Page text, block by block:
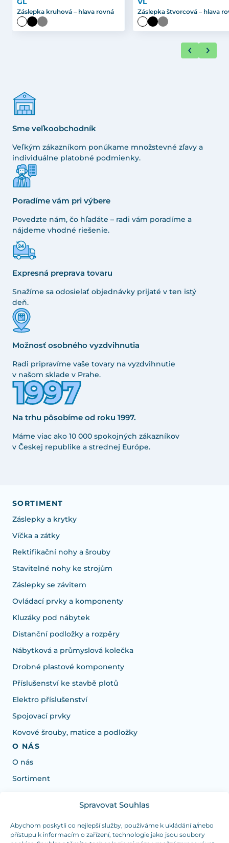
Spravovat Souhlas
Abychom poskytli co nejlepší služby, používáme k ukládání a/nebo
přístupu k informacím o zařízení, technologie jako jsou soubory
Záslepka kruhová – hlava rovná Záslepka štvorcová – hlava
Sme veľkoobchodník
Veľkým zákazníkom ponúkame množstevné zľavy a
individuálne platobné podmienky.
Poradíme vám pri výbere
Povedzte nám, čo hľadáte – radi vám poradíme a
nájdeme vhodné riešenie.
Expresná preprava tovaru
Snažíme sa odosielať objednávky prijaté v ten istý
deň.
Možnosť osobného vyzdvihnutia
Radi pripravíme vaše tovary na vyzdvihnutie
v našom sklade v Prahe.
Na trhu pôsobíme od roku 1997.
Máme viac ako 10 000 spokojných zákazníkov
v Českej republike a strednej Európe.
SORTIMENT
Záslepky a krytky
Víčka a zátky
Rektifikační nohy a šrouby
Stavitelné nohy ke strojům
Záslepky se závitem
Ovládací prvky a komponenty
Kluzáky pod nábytek
Distanční podložky a rozpěry
Nábytková a průmyslová kolečka
Drobné plastové komponenty
Příslušenství ke stavbě plotů
Elektro příslušenství
Spojovací prvky
Kovové šrouby, matice a podložky
O NÁS
O nás
Sortiment
Potrebujete poradiť s výberom?
Sme tu pre vás Pondelok-Štvrtok od: 7:30 - 15:30 hod
a Piatok od 7:30 - 14:30 hod